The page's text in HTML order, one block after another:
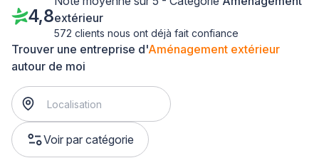
Trouver une entreprise d'Aménagement extérieur
autour de moi
Voir par catégorie
4,8extérieur
572 clients nous ont déjà fait confiance